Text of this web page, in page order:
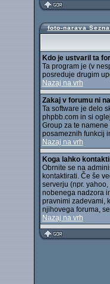
foto-narava
Kdo je ustvaril ta
Ta program je (v
posreduje drugim
Nazaj na vrh
Zakaj v forumu ni
Ta software je delo
phpbb.com in si
Group za te
posameznih funkcij
Nazaj na vrh
Koga lahko
Obrnite se na
kontaktirati. Če še
serverju (npr.
nobenega nadzora
pravnimi zadevami,
njihovega foruma,
Nazaj na vrh